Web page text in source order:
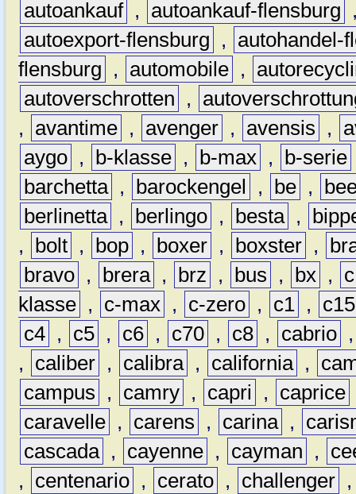
autoankauf , autoankauf-flensburg
autoexport-flensburg
,
autohandel-
flensburg
, automobile ,
autoverschrotten
,
,
avantime , avenger , avensis ,
aygo , b-klasse , b-max , b-serie
barchetta , barockengel , be ,
berlinetta , berlingo , besta ,
,
bolt , bop , boxer , boxster ,
bravo , brera , brz , bus , bx ,
c
klasse , c-max , c-zero , c1 ,
c15
c4 , c5 , c6 , c70 , c8 , cabrio
,
caliber , calibra , california ,
campus
, camry , capri , caprice
caravelle , carens , carina ,
cascada , cayenne , cayman ,
,
centenario , cerato , challenger